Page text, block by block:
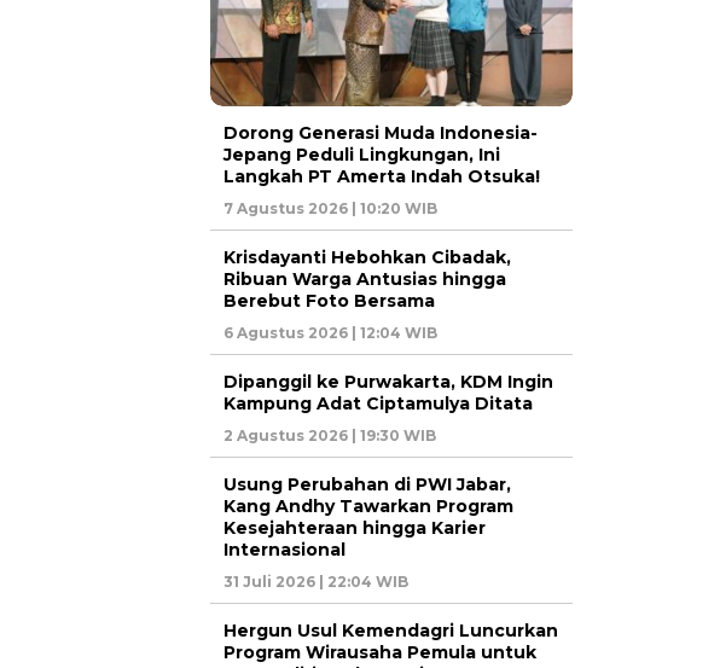
Dorong Generasi Muda Indonesia-
Jepang Peduli Lingkungan, Ini
Langkah PT Amerta Indah Otsuka!
7 Agustus 2026 | 10:20 WIB
Krisdayanti Hebohkan Cibadak,
Ribuan Warga Antusias hingga
Berebut Foto Bersama
6 Agustus 2026 | 12:04 WIB
Dipanggil ke Purwakarta, KDM Ingin
Kampung Adat Ciptamulya Ditata
2 Agustus 2026 | 19:30 WIB
Usung Perubahan di PWI Jabar,
Kang Andhy Tawarkan Program
Kesejahteraan hingga Karier
Internasional
31 Juli 2026 | 22:04 WIB
Hergun Usul Kemendagri Luncurkan
Program Wirausaha Pemula untuk